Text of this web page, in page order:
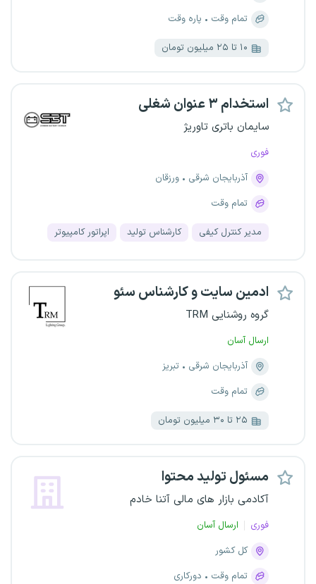
تمام وقت
پاره وقت
۱۰ تا ۲۵ میلیون تومان
استخدام ۳ عنوان شغلی
سایمان باتری تاوریژ
فوری
آذربایجان شرقی
ورزقان
تمام وقت
مدیر کنترل کیفی کارشناس تولید اپراتور کامپیوتر
ادمین سایت و کارشناس سئو
گروه روشنایی TRM
ارسال آسان
آذربایجان شرقی
تبریز
تمام وقت
۲۵ تا ۳۰ میلیون تومان
مسئول تولید محتوا
آکادمی بازار های مالی آتنا خادم
فوری
ارسال آسان
کل کشور
تمام وقت
دورکاری